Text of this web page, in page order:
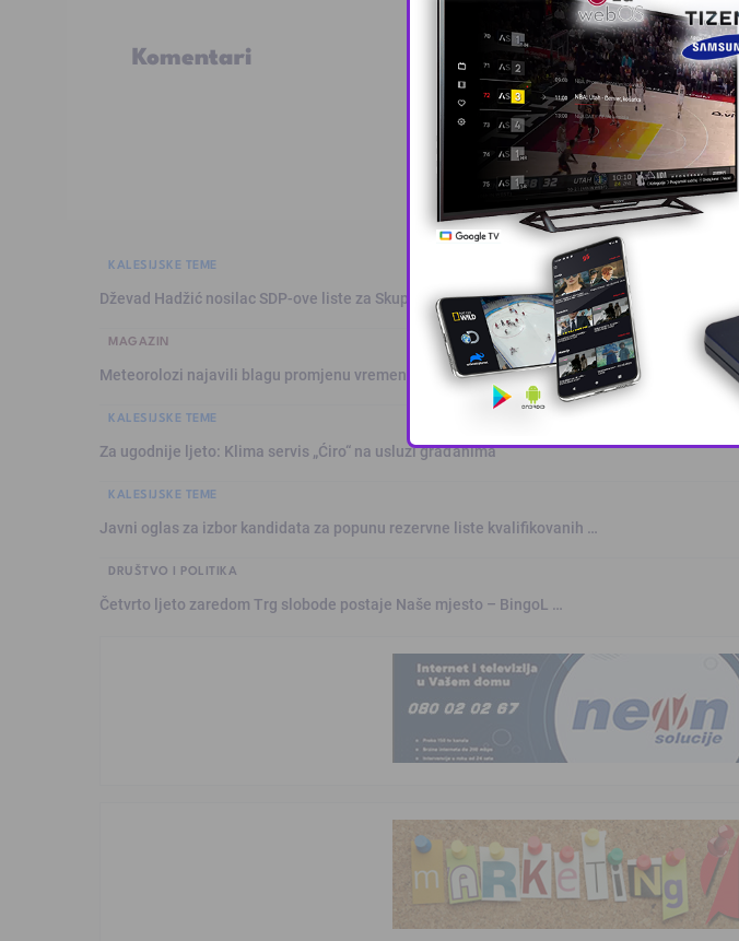
Komentari
KALESIJSKE TEME
Dževad Hadžić nosilac SDP-ove liste za Skupštinu Tuzlanskog kanton …
MAGAZIN
Meteorolozi najavili blagu promjenu vremena: Sutra pljuskovi i grmljav …
KALESIJSKE TEME
Za ugodnije ljeto: Klima servis „Ćiro“ na usluzi građanima
KALESIJSKE TEME
Javni oglas za izbor kandidata za popunu rezervne liste kvalifikovanih …
DRUŠTVO I POLITIKA
Četvrto ljeto zaredom Trg slobode postaje Naše mjesto – BingoL …